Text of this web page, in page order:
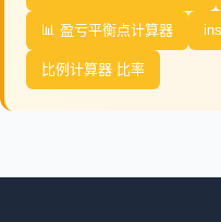
📊 盈亏平衡点计算器
比例计算器 比率